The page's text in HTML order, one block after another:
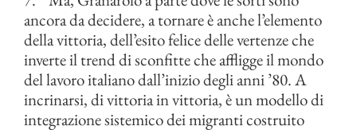
ancora da decidere, a tornare è anche l’elemento
della vittoria, dell’esito felice delle vertenze che
inverte il trend di sconfitte che affligge il mondo
del lavoro italiano dall’inizio degli anni ’80. A
incrinarsi, di vittoria in vittoria, è un modello di
integrazione sistemico dei migranti costruito